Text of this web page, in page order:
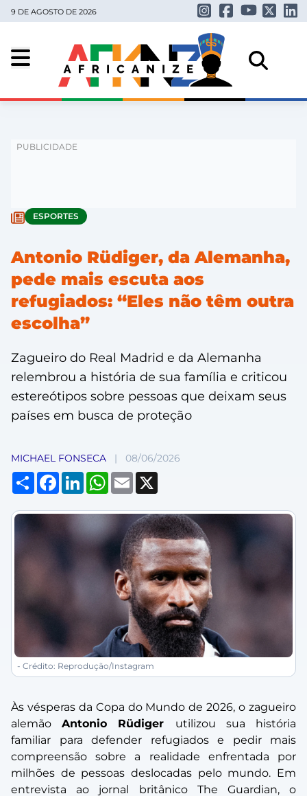
9 DE AGOSTO DE 2026
ESPORTES
Antonio Rüdiger, da Alemanha,
pede mais escuta aos
refugiados: “Eles não têm outra
escolha”
Zagueiro do Real Madrid e da Alemanha
relembrou a história de sua família e criticou
estereótipos sobre pessoas que deixam seus
países em busca de proteção
MICHAEL FONSECA | 08/06/2026
Compartilhar
Facebook
LinkedInWhatsApp
Email
- Crédito: Reprodução/Instagram
Às vésperas da Copa do Mundo de 2026, o zagueiro
alemãoAntonio Rüdiger utilizou sua história
familiar para defender refugiados e pedir mais
compreensão sobre a realidade enfrentada por
milhões de pessoas deslocadas pelo mundo. Em
entrevista ao jornal britânico The Guardian, o